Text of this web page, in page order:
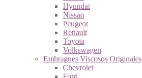
Hyundai
Nissan
Peugeot
Renault
Toyota
Volkswagen
Embragues Viscosos Originales
Chevrolet
Ford